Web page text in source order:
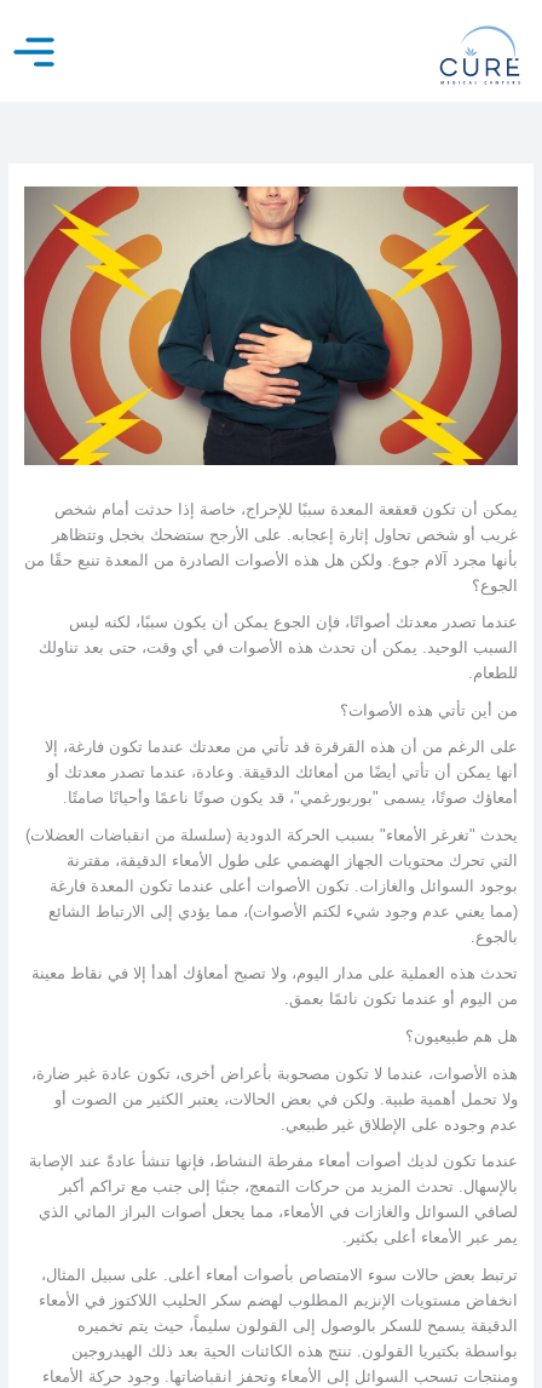
المحتوى
يمكن أن تكون قعقعة المعدة سببًا للإحراج، خاصة إذا حدثت أمام شخص
غريب أو شخص تحاول إثارة إعجابه. على الأرجح ستضحك بخجل وتتظاهر
بأنها مجرد آلام جوع. ولكن هل هذه الأصوات الصادرة من المعدة تنبع حقًا من
الجوع؟
عندما تصدر معدتك أصواتًا، فإن الجوع يمكن أن يكون سببًا، لكنه ليس
السبب الوحيد. يمكن أن تحدث هذه الأصوات في أي وقت، حتى بعد تناولك
للطعام.
من أين تأتي هذه الأصوات؟
على الرغم من أن هذه القرقرة قد تأتي من معدتك عندما تكون فارغة، إلا
أنها يمكن أن تأتي أيضًا من أمعائك الدقيقة. وعادة، عندما تصدر معدتك أو
أمعاؤك صوتًا، يسمى "بوربورغمي"، قد يكون صوتًا ناعمًا وأحيانًا صامتًا.
يحدث "تغرغر الأمعاء" بسبب الحركة الدودية (سلسلة من انقباضات العضلات)
التي تحرك محتويات الجهاز الهضمي على طول الأمعاء الدقيقة، مقترنة
بوجود السوائل والغازات. تكون الأصوات أعلى عندما تكون المعدة فارغة
(مما يعني عدم وجود شيء لكتم الأصوات)، مما يؤدي إلى الارتباط الشائع
بالجوع.
تحدث هذه العملية على مدار اليوم، ولا تصبح أمعاؤك أهدأ إلا في نقاط معينة
من اليوم أو عندما تكون نائمًا بعمق.
هل هم طبيعيون؟
هذه الأصوات، عندما لا تكون مصحوبة بأعراض أخرى، تكون عادة غير ضارة،
ولا تحمل أهمية طبية. ولكن في بعض الحالات، يعتبر الكثير من الصوت أو
عدم وجوده على الإطلاق غير طبيعي.
عندما تكون لديك أصوات أمعاء مفرطة النشاط، فإنها تنشأ عادةً عند الإصابة
بالإسهال. تحدث المزيد من حركات التمعج، جنبًا إلى جنب مع تراكم أكبر
لصافي السوائل والغازات في الأمعاء، مما يجعل أصوات البراز المائي الذي
يمر عبر الأمعاء أعلى بكثير.
ترتبط بعض حالات سوء الامتصاص بأصوات أمعاء أعلى. على سبيل المثال،
انخفاض مستويات الإنزيم المطلوب لهضم سكر الحليب اللاكتوز في الأمعاء
الدقيقة يسمح للسكر بالوصول إلى القولون سليماً، حيث يتم تخميره
بواسطة بكتيريا القولون. تنتج هذه الكائنات الحية بعد ذلك الهيدروجين
ومنتجات تسحب السوائل إلى الأمعاء وتحفز انقباضاتها. وجود حركة الأمعاء